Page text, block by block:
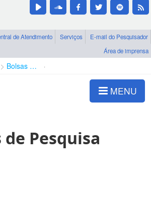
de Atendimento Serviços
E-mail do Pesquisador
Área de imprensa
Bolsas e Auxílios Vigentes
MENU
Pesquisa